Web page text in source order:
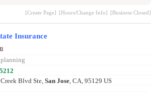
[Create Page] [Hours/Change Info] [Business Closed]
Insurance
Blvd Ste, San Jose , CA, 95129 US